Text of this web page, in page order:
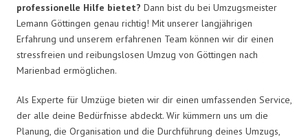
professionelle Hilfe bietet? Dann bist du bei Umzugsmeister
Lemann Göttingen genau richtig! Mit unserer langjährigen
Erfahrung und unserem erfahrenen Team können wir dir einen
stressfreien und reibungslosen Umzug von Göttingen nach
Marienbad ermöglichen.
Als Experte für Umzüge bieten wir dir einen umfassenden Service,
der alle deine Bedürfnisse abdeckt. Wir kümmern uns um die
Planung, die Organisation und die Durchführung deines Umzugs,